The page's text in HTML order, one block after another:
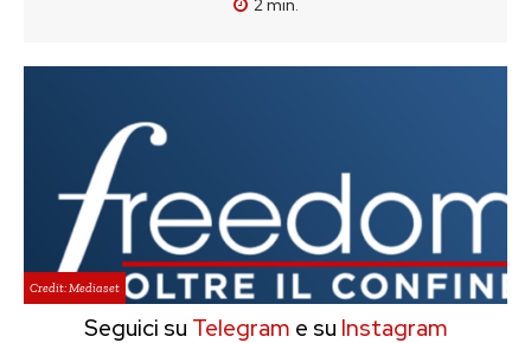
2min.
Credit: Mediaset
Seguici su Telegram e su Instagram